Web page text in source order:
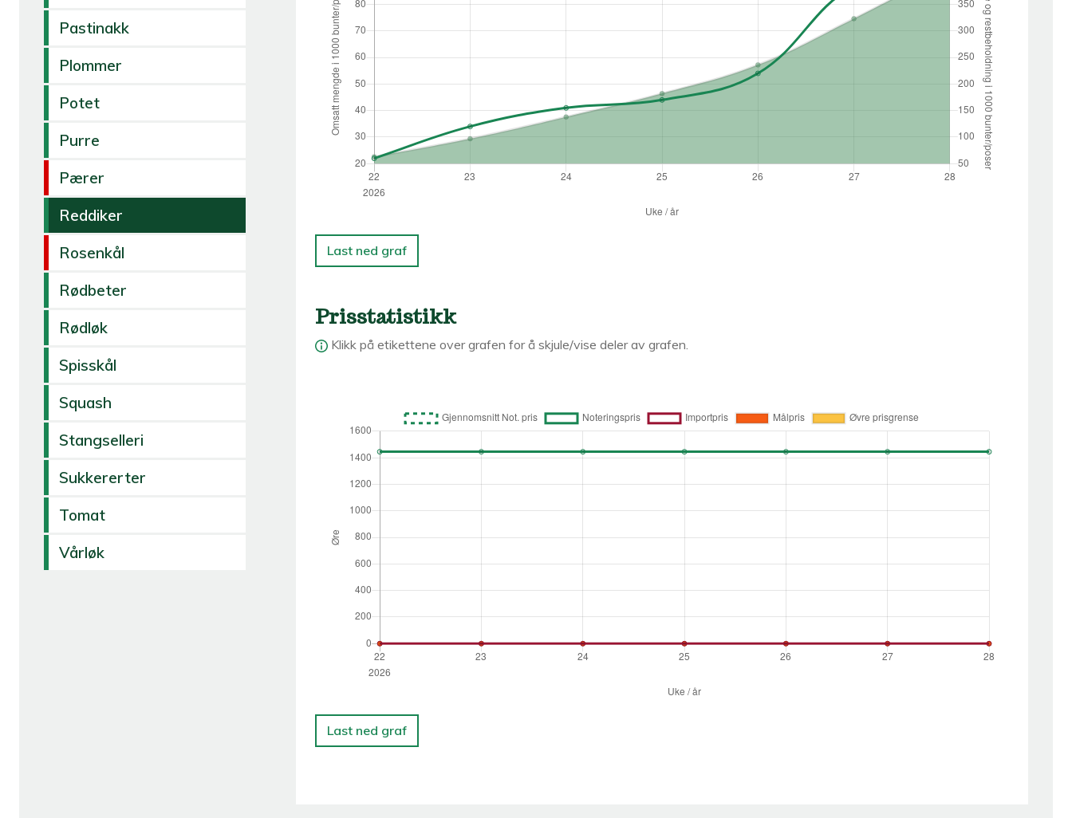
Pastinakk
Plommer
Potet
Purre
Pærer
Reddiker
Rosenkål
Rødbeter
Rødløk
Spisskål
Squash
Stangselleri
Sukkererter
Tomat
Vårløk
Last ned graf
Prisstatistikk
Klikk på etikettene over grafen for å skjule/vise deler av grafen.
Last ned graf